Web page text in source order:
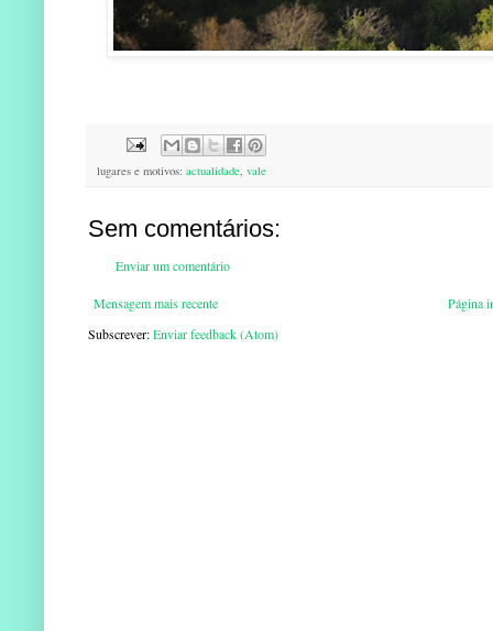
lugares e motivos: actualidade, vale
Sem comentários:
Enviar um comentário
Mensagem mais recente
Página
Subscrever:Enviar feedback (Atom)